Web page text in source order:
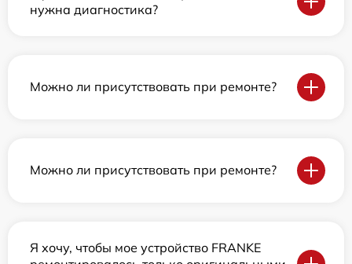
нужна диагностика?
Можно ли присутствовать при ремонте?
Можно ли присутствовать при ремонте?
Я хочу, чтобы мое устройство FRANKE